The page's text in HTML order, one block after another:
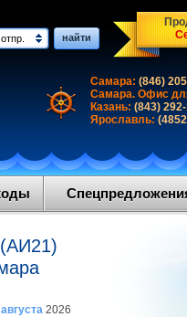
найти
Самара: (846)
Самара. Офис
Казань: (843)
Ярославль:
2026